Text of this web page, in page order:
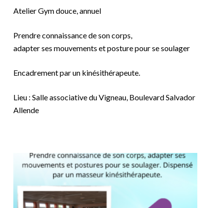
Atelier Gym douce, annuel
Prendre connaissance de son corps,
adapter ses mouvements et posture pour se soulager
Encadrement par un kinésithérapeute.
Lieu : Salle associative du Vigneau, Boulevard Salvador
Allende